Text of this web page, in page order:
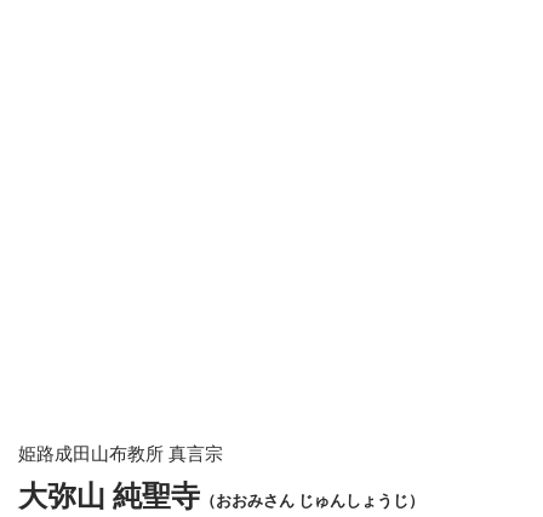
姫路成田山布教所 真言宗
大弥山 純聖寺 （おおみさん じゅんしょうじ）